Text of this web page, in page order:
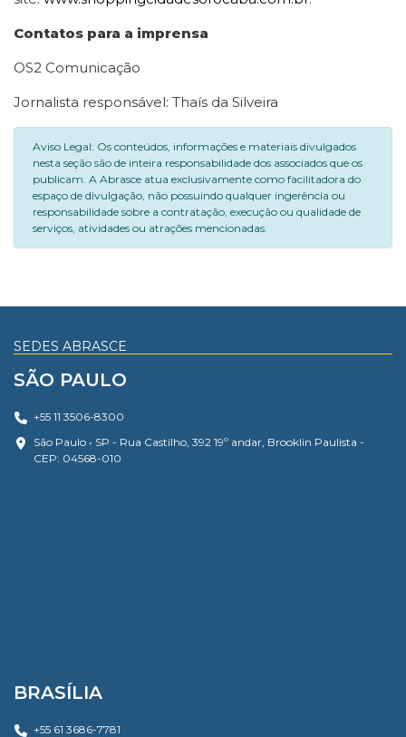
Contatos para a imprensa
OS2 Comunicação
Jornalista responsável: Thaís da Silveira
Aviso Legal: Os conteúdos, informações e materiais divulgados
nesta seção são de inteira responsabilidade dos associados que os
publicam. A Abrasce atua exclusivamente como facilitadora do
espaço de divulgação, não possuindo qualquer ingerência ou
responsabilidade sobre a contratação, execução ou qualidade de
serviços, atividades ou atrações mencionadas.
SEDES ABRASCE
SÃO PAULO
+55 11 3506-8300
São Paulo • SP - Rua Castilho, 392 19º andar, Brooklin Paulista -
CEP: 04568-010
BRASÍLIA
+55 61 3686-7781